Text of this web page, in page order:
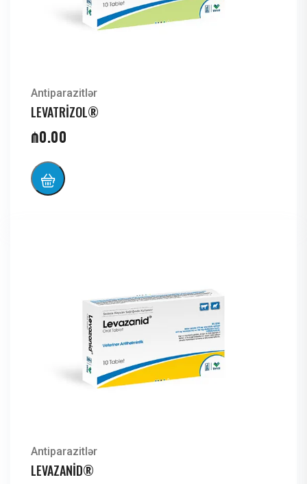
Antiparazitlər
LEVATRİZOL®
₼0.00
Antiparazitlər
LEVAZANİD®